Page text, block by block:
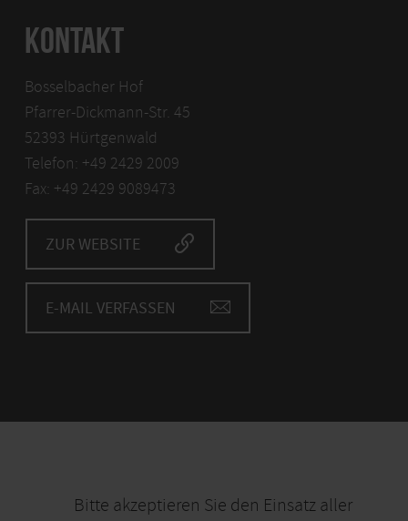
KONTAKT
Bosselbacher Hof
Pfarrer-Dickmann-Str. 45
52393 Hürtgenwald
Telefon: +49 2429 2009
Fax: +49 2429 9089473
ZUR WEBSITE
E-MAIL VERFASSEN
Bitte akzeptieren Sie den Einsatz aller